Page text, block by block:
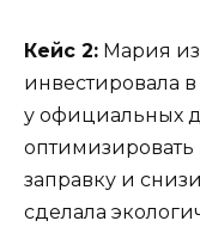
Кейс 2: Мария
инвестировала
у официальных
заправку и
сделала